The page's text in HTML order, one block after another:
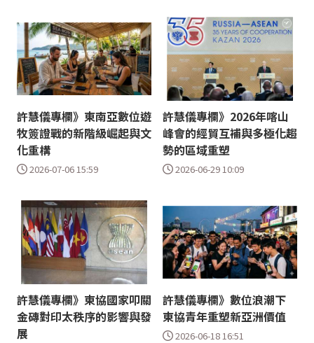
許慧儀專欄》東南亞數位遊
牧簽證戰的新階級崛起與文
化重構
2026-07-06 15:59
許慧儀專欄》2026年喀山
峰會的經貿互補與多極化趨
勢的區域重塑
2026-06-29 10:09
許慧儀專欄》東協國家叩關
金磚對印太秩序的影響與發
展
許慧儀專欄》數位浪潮下
東協青年重塑新亞洲價值
2026-06-18 16:51